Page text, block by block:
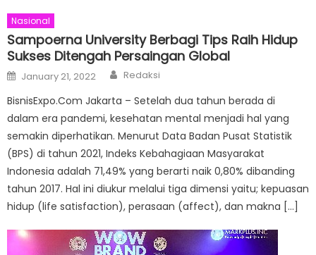
Nasional
Sampoerna University Berbagi Tips Raih Hidup
Sukses Ditengah Persaingan Global
Posted
on
January 21, 2022 Author
Redaksi
BisnisExpo.Com Jakarta – Setelah dua tahun berada di
dalam era pandemi, kesehatan mental menjadi hal yang
semakin diperhatikan. Menurut Data Badan Pusat Statistik
(BPS) di tahun 2021, Indeks Kebahagiaan Masyarakat
Indonesia adalah 71,49% yang berarti naik 0,80% dibanding
tahun 2017. Hal ini diukur melalui tiga dimensi yaitu; kepuasan
hidup (life satisfaction), perasaan (affect), dan makna […]